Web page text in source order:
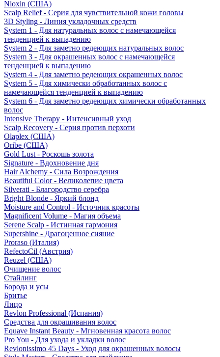
Nioxin (США)
Scalp Relief - Серия для чувствительной кожи головы
3D Styling - Линия укладочных средств
System 1 - Для натуральных волос с намечающейся
тенденцией к выпадению
System 2 - Для заметно редеющих натуральных волос
System 3 - Для окрашенных волос с намечающейся
тенденцией к выпадению
System 4 - Для заметно редеющих окрашенных волос
System 5 - Для химически обработанных волос с
намечающейся тенденцией к выпадению
System 6 - Для заметно редеющих химически обработанных
волос
Intensive Therapy - Интенсивный уход
Scalp Recovery - Серия против перхоти
Olaplex (США)
Oribe (США)
Gold Lust - Роскошь золота
Signature - Вдохновение дня
Hair Alchemy - Сила Возрождения
Beautiful Color - Великолепие цвета
Silverati - Благородство серебра
Bright Blonde - Яркий блонд
Moisture and Control - Источник красоты
Magnificent Volume - Магия объема
Serene Scalp - Истинная гармония
Supershine - Драгоценное сияние
Proraso (Италия)
RefectoCil (Австрия)
Reuzel (США)
Очищение волос
Стайлинг
Борода и усы
Бритье
Лицо
Revlon Professional (Испания)
Средства для окрашивания волос
Equave Instant Beauty - Мгновенная красота волос
Pro You - Для ухода и укладки волос
Revlonissimo 45 Days - Уход для окрашенных волосы